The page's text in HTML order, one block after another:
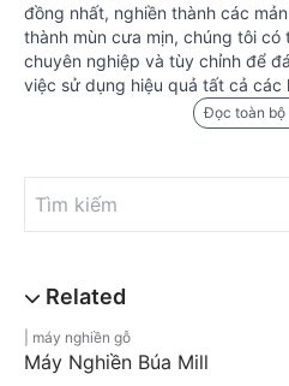
đồng nhất, nghiền thành các
thành mùn cưa mịn, chúng tôi
chuyên nghiệp và tùy chỉnh để
việc sử dụng hiệu quả tất cả các
Đọc toàn bộ
máy nghiền gỗ
Máy Nghiền Búa Mill